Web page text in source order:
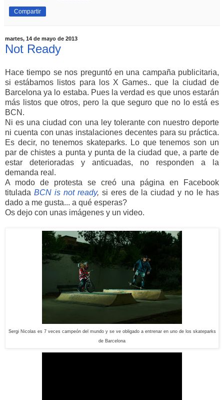
Compartir
martes, 14 de mayo de 2013
Not Ready
Hace tiempo se nos preguntó en una campaña publicitaria,
si estábamos listos para los X Games.. que la ciudad de
Barcelona ya lo estaba. Pues la verdad es que unos estarán
más listos que otros, pero la que seguro que no lo está es
BCN.
Ni es una ciudad con una ley tolerante con nuestro deporte
ni cuenta con unas instalaciones decentes para su práctica.
Es decir, no tenemos skateparks. Lo que tenemos son un
par de chistes a punta y punta de la ciudad que, a parte de
estar deterioradas y anticuadas, no responden a la
demanda real.
A modo de protesta se creó una página en Facebook
titulada BCN is not ready, si eres de la ciudad y no le has
dado a me gusta... a qué esperas?
Os dejo con unas imágenes y un video.
Sergi Nicolas es 7 veces campeón del mundo y se ve obligado a entrenar en uno de los skateparks
de Barcelona